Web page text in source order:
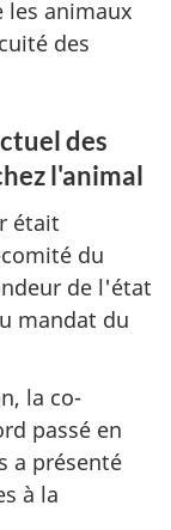
les animaux
des
des
l'animal
était
du
de l'état
mandat du
la co-
passé en
a présenté
à la